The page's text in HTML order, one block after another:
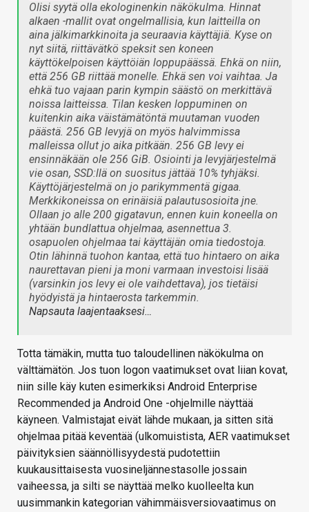
Olisi syytä olla ekologinenkin näkökulma. Hinnat
alkaen -mallit ovat ongelmallisia, kun laitteilla on
aina jälkimarkkinoita ja seuraavia käyttäjiä. Kyse on
nyt siitä, riittävätkö speksit sen koneen
käyttökelpoisen käyttöiän loppupäässä. Ehkä on niin,
että 256 GB riittää monelle. Ehkä sen voi vaihtaa. Ja
ehkä tuo vajaan parin kympin säästö on merkittävä
noissa laitteissa. Tilan kesken loppuminen on
kuitenkin aika väistämätöntä muutaman vuoden
päästä. 256 GB levyjä on myös halvimmissa
malleissa ollut jo aika pitkään. 256 GB levy ei
ensinnäkään ole 256 GiB. Osiointi ja levyjärjestelmä
vie osan, SSD:llä on suositus jättää 10% tyhjäksi.
Käyttöjärjestelmä on jo parikymmentä gigaa.
Merkkikoneissa on erinäisiä palautusosioita jne.
Ollaan jo alle 200 gigatavun, ennen kuin koneella on
yhtään bundlattua ohjelmaa, asennettua 3.
osapuolen ohjelmaa tai käyttäjän omia tiedostoja.
Otin lähinnä tuohon kantaa, että tuo hintaero on aika
naurettavan pieni ja moni varmaan investoisi lisää
(varsinkin jos levy ei ole vaihdettava), jos tietäisi
hyödyistä ja hintaerosta tarkemmin.
Napsauta laajentaaksesi…
Totta tämäkin, mutta tuo taloudellinen näkökulma on
välttämätön. Jos tuon logon vaatimukset ovat liian kovat,
niin sille käy kuten esimerkiksi Android Enterprise
Recommended ja Android One -ohjelmille näyttää
käyneen. Valmistajat eivät lähde mukaan, ja sitten sitä
ohjelmaa pitää keventää (ulkomuistista, AER vaatimukset
päivityksien säännöllisyydestä pudotettiin
kuukausittaisesta vuosineljännestasolle jossain
vaiheessa, ja silti se näyttää melko kuolleelta kun
uusimmankin kategorian vähimmäisversiovaatimus on